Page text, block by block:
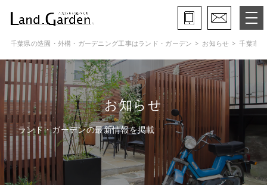
ランド・ガーデンとは
モデルガーデン
施工事例
保証と約束・ご理解いただきたい事
施工の流れ
千葉県の造園・外構・ガーデニング工事はランド・ガーデン お知らせ 千葉市 S
お知らせ
ランド・ガーデンの最新情報を掲載